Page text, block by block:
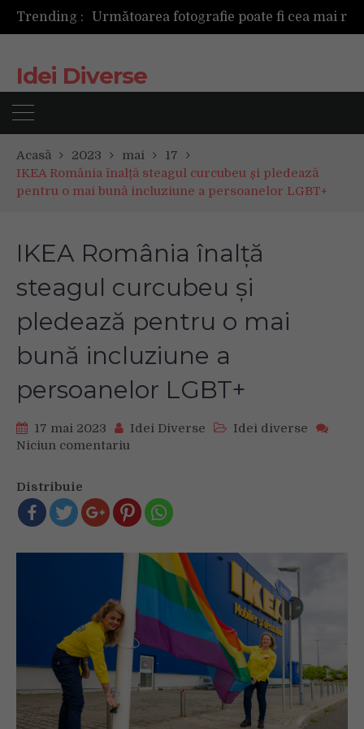
Trending :
De ce reapar mirosurile din canapea după curățare? Ce se întâmplă, de fapt, în tapițerie
Idei Diverse
Acasă 2023 mai
17
IKEA România înalță steagul curcubeu și pledează
pentru o mai bună incluziune a persoanelor LGBT+
IKEA România înalță
steagul curcubeu și
pledează pentru o mai
bună incluziune a
persoanelor LGBT+
17 mai 2023 Idei Diverse
Idei diverse
Niciun comentariu
înalță
steagul
curcubeu
pledează
pentru
o
mai
bună
incluziune
a
persoanelor
Distribuie